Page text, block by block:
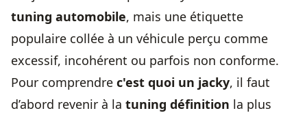
tuning automobile, mais une étiquette
populaire collée à un véhicule perçu comme
excessif, incohérent ou parfois non conforme.
Pour comprendre c'est quoi un jacky, il faut
d’abord revenir à la tuning définition la plus